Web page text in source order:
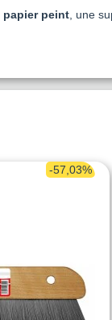
papier peint, une
-57,03%